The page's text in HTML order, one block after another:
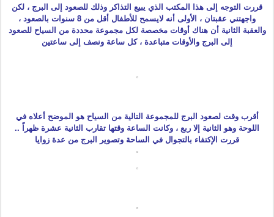
قررت التوجه إلى هذا المكتب الذي يبيع التذاكر وذلك للصعود إلى البرج ، لكن
واجهتني عقبتان ، الأولى أنه لايسمح للأطفال أقل من 8 سنوات بالصعود ،
والعقبة الثانية أن هناك أوقات مخصصة لكل مجموعة محددة من السياح للصعود
إلى البرج والأوقات متباعدة ، كل ساعة ونصف إلى ساعتين
أقرب وقت لصعود البرج للمجموعة التالية من السياح هو الموضح أعلاه في
اللوحة وهو الثانية إلا ربع ، وكانت الساعة وقتها تقارب الثانية عشرة ظهراً ..
قررت الإكتفاء بالتجوال في الساحة وتصوير البرج من عدة زوايا